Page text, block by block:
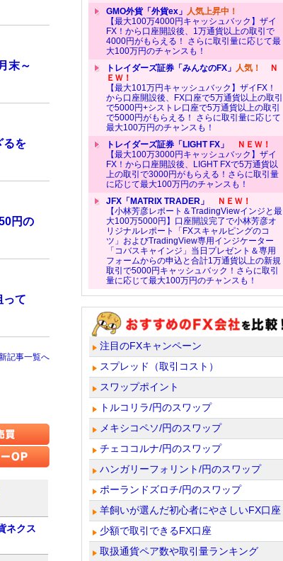
末～
るを
円の
って
記事一覧へ
ネクス
GMO外貨「外貨ex」 人気上昇中！
【最大100万4000円キャッシュバック】ザイ
FX！から口座開設後、1万通貨以上の取引で
4000円がもらえる！ さらに取引量に応じて最
大100万円のチャンスも！
トレイダーズ証券「みんなのFX」 人気！
Ｎ
ＥＷ！
【最大101万円キャッシュバック】ザイFX！
から口座開設後、FX口座で5万通貨以上の取引
で5000円+シストレ口座で5万通貨以上の取引
で5000円がもらえる！ さらに取引量に応じて
最大100万円のチャンスも！
トレイダーズ証券「LIGHT FX」
ＮＥＷ！
【最大100万3000円キャッシュバック】ザイ
FX！から口座開設後、LIGHT FXで5万通貨以
上の取引で3000円がもらえる！さらに取引量
に応じて最大100万円のチャンスも！
JFX「MATRIX TRADER」
ＮＥＷ！
【小林芳彦レポート＆TradingViewインジと最
大100万5000円】口座開設完了で小林芳彦オ
リジナルレポート「FXスキャルピングのコ
ツ」およびTradingView専用インジケーター
「コバスキャインジ」当日プレゼント＆専用
フォームからの申込と合計1万通貨以上の新規
取引で5000円キャッシュバック！さらに取引
量に応じて最大100万円のチャンスも！
注目のFXキャンペーン
スプレッド（取引コスト）
スワップポイント
トルコリラ/円のスワップ
メキシコペソ/円のスワップ
チェココルナ/円のスワップ
ハンガリーフォリント/円のスワップ
ポーランドズロチ/円のスワップ
羊飼いが選んだ初心者にやさしいFX口座
少額で取引できるFX口座
取扱通貨ペア数や取引量ランキング